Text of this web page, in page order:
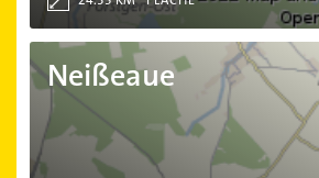
Neißeaue
Neißeaue